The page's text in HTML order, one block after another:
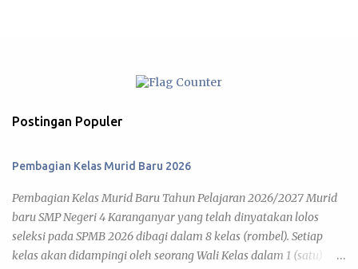
Postingan Populer
Pembagian Kelas Murid Baru 2026
Pembagian Kelas Murid Baru Tahun Pelajaran 2026/2027 Murid
baru SMP Negeri 4 Karanganyar yang telah dinyatakan lolos
seleksi pada SPMB 2026 dibagi dalam 8 kelas (rombel). Setiap
kelas akan didampingi oleh seorang Wali Kelas dalam 1 (satu)